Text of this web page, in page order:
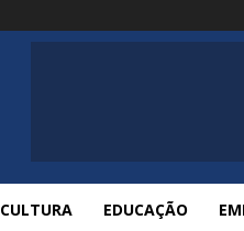
CULTURA EDUCAÇÃO